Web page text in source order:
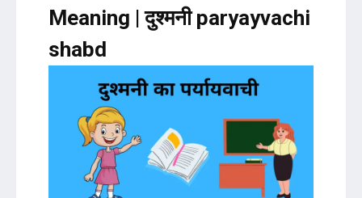
Meaning | दुश्मनी paryayvachi
shabd